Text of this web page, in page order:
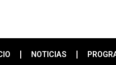
NOTICIAS